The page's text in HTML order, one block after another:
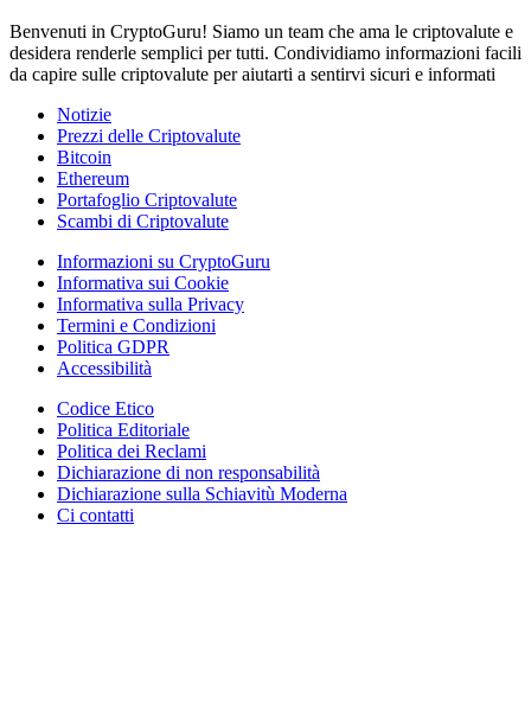
Benvenuti in CryptoGuru! Siamo un team che ama le criptovalute e
desidera renderle semplici per tutti. Condividiamo informazioni facili
da capire sulle criptovalute per aiutarti a sentirvi sicuri e informati
Notizie
Prezzi delle Criptovalute
Bitcoin
Ethereum
Portafoglio Criptovalute
Scambi di Criptovalute
Informazioni su CryptoGuru
Informativa sui Cookie
Informativa sulla Privacy
Termini e Condizioni
Politica GDPR
Accessibilità
Codice Etico
Politica Editoriale
Politica dei Reclami
Dichiarazione di non responsabilità
Dichiarazione sulla Schiavitù Moderna
Ci contatti